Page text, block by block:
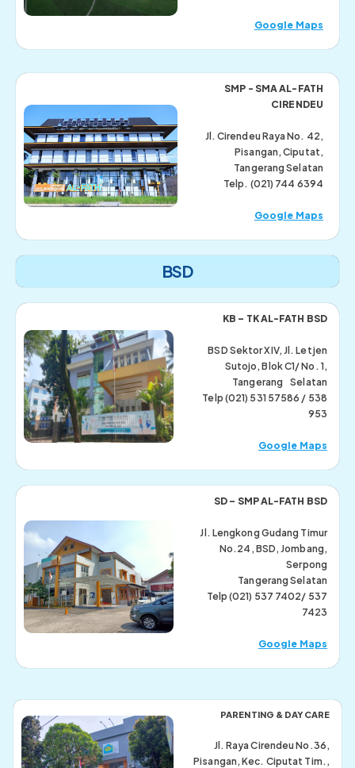
Google Maps
SMP - SMA AL-FATH
CIRENDEU
Jl. Cirendeu Raya No. 42,
Pisangan, Ciputat,
Tangerang Selatan
Telp. (021) 744 6394
Google Maps
BSD
KB – TK AL-FATH BSD
BSD Sektor XIV, Jl. Letjen
Sutojo, Blok C1/ No. 1,
Tangerang Selatan
Telp (021) 531 57586 / 538
953
Google Maps
SD – SMP AL-FATH BSD
Jl. Lengkong Gudang Timur
No.24, BSD, Jombang,
Serpong
Tangerang Selatan
Telp (021) 537 7402/ 537
7423
Google Maps
PARENTING & DAYCARE
Jl. Raya Cirendeu No.36,
Pisangan, Kec. Ciputat Tim.,